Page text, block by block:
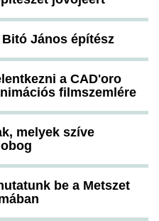
János építész
a CAD'oro
filmszemlére
melyek szíve
be a Metszet